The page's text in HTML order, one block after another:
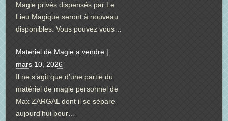
Magie privés dispensés par Le
Lieu Magique seront à nouveau
disponibles. Vous pouvez vous…
Materiel de Magie a vendre |
mars 10, 2026
Il ne s’agit que d’une partie du
matériel de magie personnel de
Max ZARGAL dont il se sépare
aujourd’hui pour…